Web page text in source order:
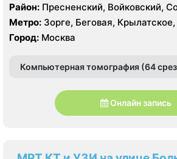
Район: Пресненский, Войковский,
Крылатское, Кунцево, Филёвский
Тушино, Строгино, Хорошёво-
Южное Тушино
Метро: Зорге, Беговая,
Октябрьское поле, Панфиловская,
Хорошево, Хорошевская, ЦСКА,
Город: Москва
Компьютерная томография (64
Онлайн запись